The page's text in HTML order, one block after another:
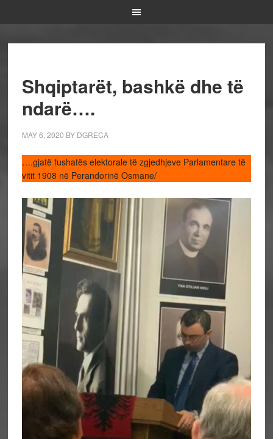
Shqiptarët, bashkë dhe të
ndarë….
MAY 6, 2020 BY DGRECA
….gjatë fushatës elektorale të zgjedhjeve Parlamentare të
vitit 1908 në Perandorinë Osmane/